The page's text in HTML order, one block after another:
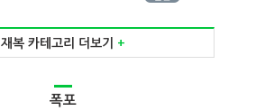
재복 카테고리 더보기 +
폭포